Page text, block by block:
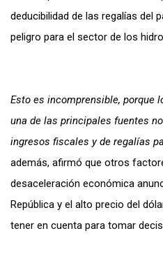
deducibilidad de las regalías del
peligro para el sector de los
Esto es incomprensible, porque
una de las principales fuentes
ingresos fiscales y de regalías
además, afirmó que otros
desaceleración económica
República y el alto precio del
tener en cuenta para tomar